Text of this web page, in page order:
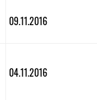
09.11.2016
04.11.2016